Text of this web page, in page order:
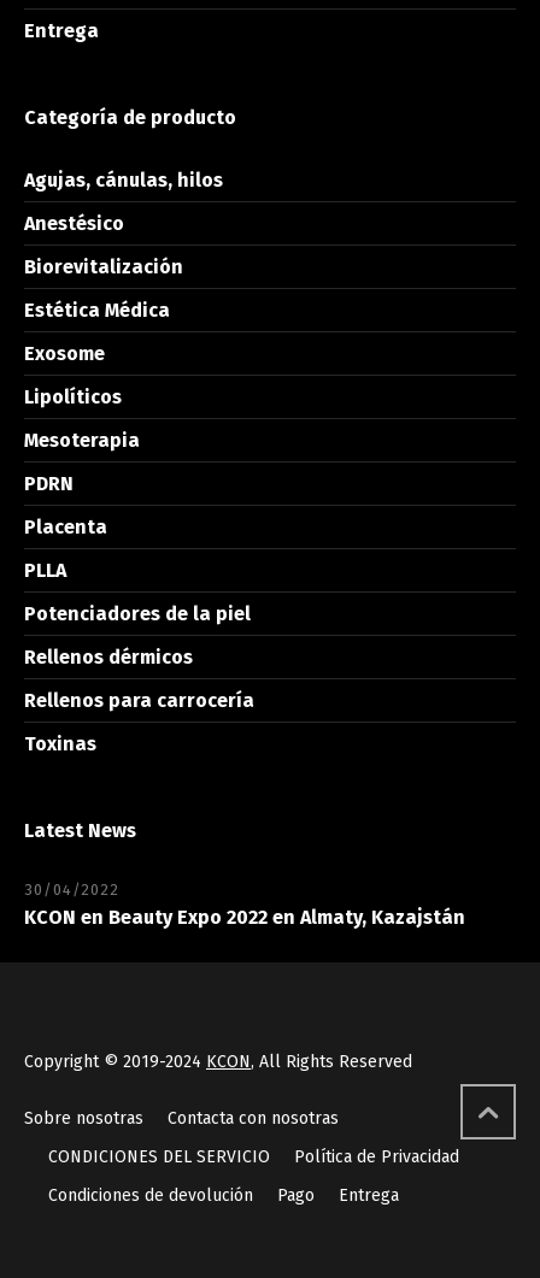
Entrega
Categoría de producto
Agujas, cánulas, hilos
Anestésico
Biorevitalización
Estética Médica
Exosome
Lipolíticos
Mesoterapia
PDRN
Placenta
PLLA
Potenciadores de la piel
Rellenos dérmicos
Rellenos para carrocería
Toxinas
Latest News
30/04/2022
KCON en Beauty Expo 2022 en Almaty, Kazajstán
Copyright © 2019-2024 KCON, All Rights Reserved
Sobre nosotras
Contacta con nosotras
CONDICIONES DEL SERVICIO
Política de Privacidad
Condiciones de devolución
Pago Entrega